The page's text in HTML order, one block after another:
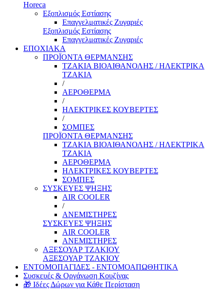
Horeca
Εξοπλισμός Εστίασης
Επαγγελματικές Ζυγαριές
Εξοπλισμός Εστίασης
Επαγγελματικές Ζυγαριές
ΕΠΟΧΙΑΚΑ
ΠΡΟΪΟΝΤΑ ΘΕΡΜΑΝΣΗΣ
ΤΖΑΚΙΑ ΒΙΟΑΙΘΑΝΟΛΗΣ / ΗΛΕΚΤΡΙΚΑ
ΤΖΑΚΙΑ
/
ΑΕΡΟΘΕΡΜΑ
/
ΗΛΕΚΤΡΙΚΕΣ ΚΟΥΒΕΡΤΕΣ
/
ΣΟΜΠΕΣ
ΠΡΟΪΟΝΤΑ ΘΕΡΜΑΝΣΗΣ
ΤΖΑΚΙΑ ΒΙΟΑΙΘΑΝΟΛΗΣ / ΗΛΕΚΤΡΙΚΑ
ΤΖΑΚΙΑ
ΑΕΡΟΘΕΡΜΑ
ΗΛΕΚΤΡΙΚΕΣ ΚΟΥΒΕΡΤΕΣ
ΣΟΜΠΕΣ
ΣΥΣΚΕΥΕΣ ΨΗΞΗΣ
AIR COOLER
/
ΑΝΕΜΙΣΤΗΡΕΣ
ΣΥΣΚΕΥΕΣ ΨΗΞΗΣ
AIR COOLER
ΑΝΕΜΙΣΤΗΡΕΣ
ΑΞΕΣΟΥΑΡ ΤΖΑΚΙΟΥ
ΑΞΕΣΟΥΑΡ ΤΖΑΚΙΟΥ
ΕΝΤΟΜΟΠΑΓΙΔΕΣ - ΕΝΤΟΜΟΑΠΩΘΗΤΙΚΑ
Συσκευές & Οργάνωση Κουζίνας
🎁 Ιδέες Δώρων για Κάθε Περίσταση